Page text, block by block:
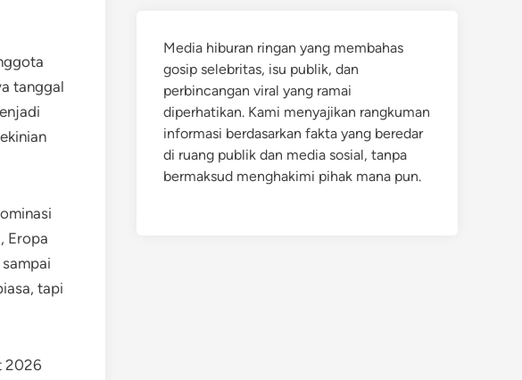
tanggal
Eropa
tapi
2026
Media hiburan ringan yang membahas
gosip selebritas, isu publik, dan
perbincangan viral yang ramai
diperhatikan. Kami menyajikan rangkuman
informasi berdasarkan fakta yang beredar
di ruang publik dan media sosial, tanpa
bermaksud menghakimi pihak mana pun.